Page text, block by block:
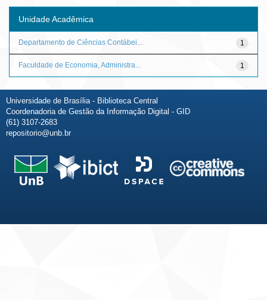
Unidade Acadêmica
1
Departamento de Ciências Contábei...
1
Faculdade de Economia, Administra...
Universidade de Brasília - Biblioteca Central
Coordenadoria de Gestão da Informação Digital - GID
(61) 3107-2683
repositorio@unb.br